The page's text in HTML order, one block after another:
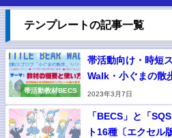
テンプレートの記事一覧
帯活動教材BECS
帯活動向け・時短
Walk・小ぐまの散
2023年3月7日
「BECS」と「
ト16種〔エクセル